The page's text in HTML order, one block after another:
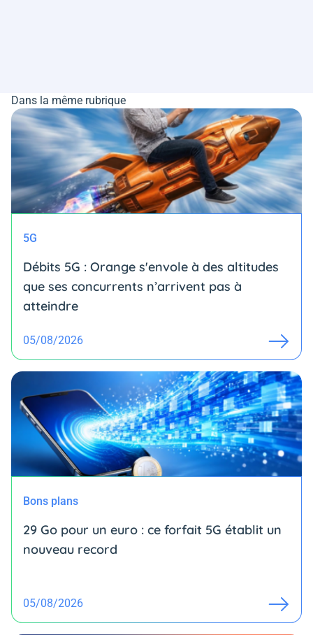
Dans la même rubrique
5G
Débits 5G : Orange s'envole à des altitudes
que ses concurrents n’arrivent pas à
atteindre
05/08/2026
Bons plans
29 Go pour un euro : ce forfait 5G établit un
nouveau record
05/08/2026